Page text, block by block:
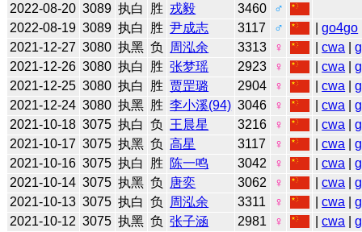
2022-08-20 3089 执白 胜 戎毅 3460
♂
2022-08-19 3089 执白 胜 尹成志 3117 ♂ |go4go
2021-12-27 3080 执黑 负 周泓余 3313 ♀ |cwa |
2021-12-26 3080 执白 胜 张梦瑶 2923 ♀ |cwa |
2021-12-25 3080 执白 胜 贾罡璐 2904 ♀ |cwa |
2021-12-24 3080 执黑 胜 李小溪(94) 3046 ♀ |cwa |
2021-10-18 3075 执白 负 王晨星 3216 ♀ |cwa |
2021-10-17 3075 执黑 负 高星 3117 ♀ |cwa |
2021-10-16 3075 执白 胜 陈一鸣 3042 ♀ |cwa |
2021-10-14 3075 执黑 负 唐奕 3062 ♀ |cwa |
2021-10-13 3075 执白 负 周泓余 3311 ♀ |cwa |
2021-10-12 3075 执黑 负 张子涵 2981 ♀ |cwa |